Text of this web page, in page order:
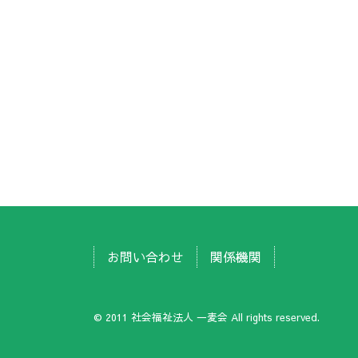
お問い合わせ 関係機関
© 2011 社会福祉法人 一麦会 All rights reserved.